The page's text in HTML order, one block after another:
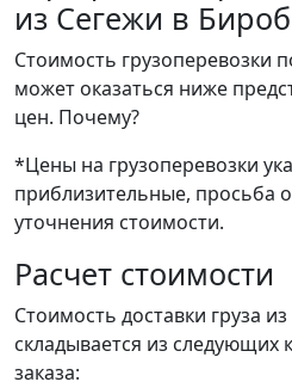
из Сегежи в
Стоимость грузоперевозки
может оказаться ниже
цен. Почему?
*Цены на грузоперевозки
приблизительные, просьба
уточнения стоимости.
Расчет стоимости
Стоимость доставки груза
складывается из
заказа: